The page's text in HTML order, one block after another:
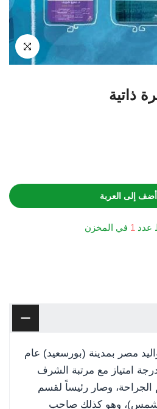
انقر للتكبير
ذاتية
أضف إلى العربة
عدد 1 في المخزن
مصر بمدينة (بورسعيد) عام
بدرجة امتياز مع مرتبة الشرف
وصار رئيساً لقسم
شمس)، وهو كذلك صاحب